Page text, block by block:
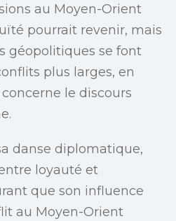
au Moyen-Orient
pourrait revenir, mais
géopolitiques se font
plus larges, en
le discours
danse diplomatique,
loyauté et
que son influence
au Moyen-Orient